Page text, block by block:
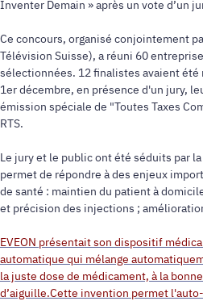
Inventer Demain » après un vote d’un
Ce concours, organisé conjointement
Télévision Suisse), a réuni 60
sélectionnées. 12 finalistes avaient
1er décembre, en présence d'un jury,
émission spéciale de "Toutes Taxes
RTS.
Le jury et le public ont été séduits par la
permet de répondre à des enjeux
de santé : maintien du patient à
et précision des injections ;
EVEON présentait son dispositif
automatique qui mélange
la juste dose de médicament, à la
d’aiguille.Cette invention permet